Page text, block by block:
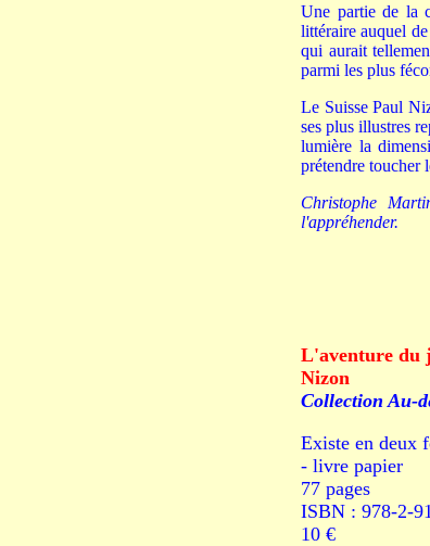
Une partie de la
littéraire auquel
qui aurait
parmi les plus
Le Suisse Paul
ses plus illustres
lumière la
prétendre toucher
Christophe
l'appréhender.
L'aventure du
Nizon
Collection Au-
Existe en deux
- livre papier
77 pages
ISBN : 978-2-
10 €